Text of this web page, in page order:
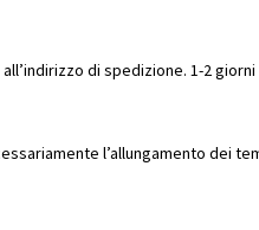
di spedizione. 1-2
l’allungamento dei